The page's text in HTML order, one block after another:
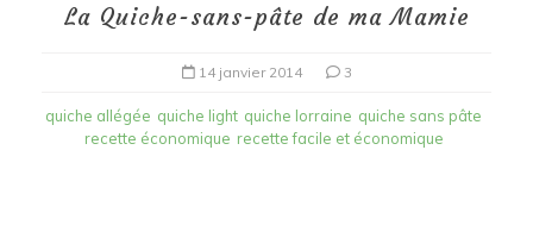
La Quiche-sans-pâte de ma Mamie
14 janvier 2014 3
quiche allégée quiche light quiche lorraine quiche sans pâte
recette économique recette facile et économique